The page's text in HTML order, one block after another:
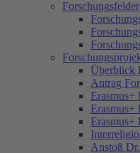
Forschungsfelder
Überblick
Antrag
Erasmus+
Anstoß